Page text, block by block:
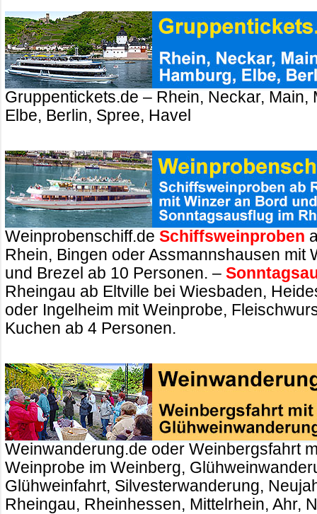
Gruppentickets.de – Rhein, Neckar, Main,
Elbe, Berlin, Spree, Havel
Weinprobenschiff.de Schiffsweinproben
Rhein, Bingen oder Assmannshausen mit
und Brezel ab 10 Personen. –
Rheingau ab Eltville bei Wiesbaden,
oder Ingelheim mit Weinprobe,
Kuchen ab 4 Personen.
Weinwanderung.de oder Weinbergsfahrt
Weinprobe im Weinberg,
Glühweinfahrt, Silvesterwanderung,
Rheingau, Rheinhessen, Mittelrhein, Ahr,